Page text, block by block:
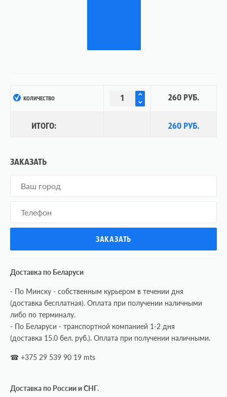
КОЛИЧЕСТВО 260 РУБ.
ИТОГО: 260 РУБ.
ЗАКАЗАТЬ
Доставка по Беларуси
- По Минску - собственным курьером в течении дня
(доставка бесплатная). Оплата при получении наличными
либо по терминалу.
- По Беларуси - транспортной компанией 1-2 дня
(доставка 15.0 бел. руб.). Оплата при получении наличными.
☎ +375 29 539 90 19 mts
Доставка по России и СНГ.